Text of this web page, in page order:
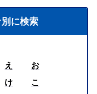
に検索
え
お
け
こ